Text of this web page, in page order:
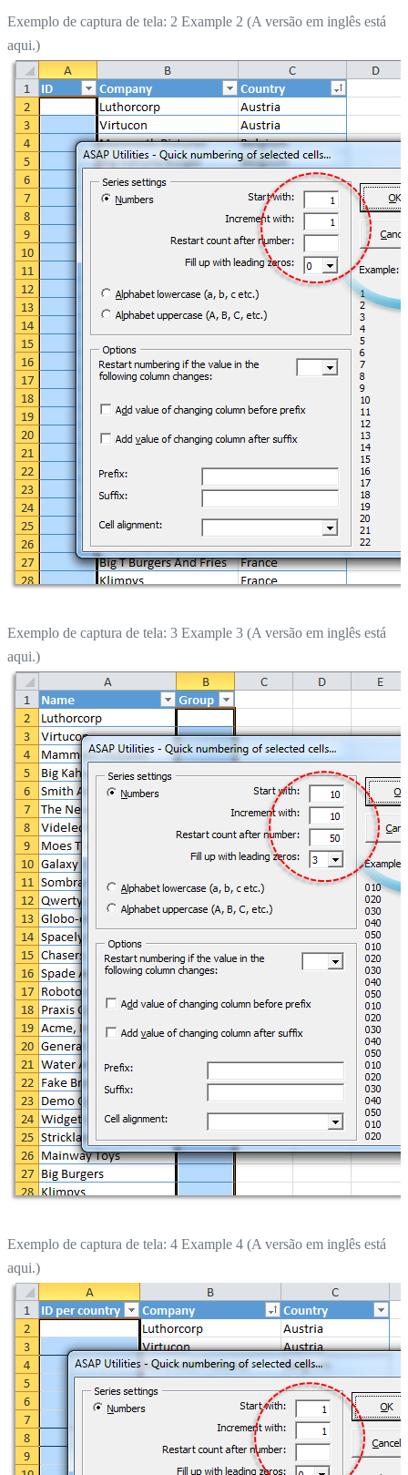
Exemplo de captura de tela: 2 Example 2 (A versão em inglês está
aqui.)
Exemplo de captura de tela: 3 Example 3 (A versão em inglês está
aqui.)
Exemplo de captura de tela: 4 Example 4 (A versão em inglês está
aqui.)